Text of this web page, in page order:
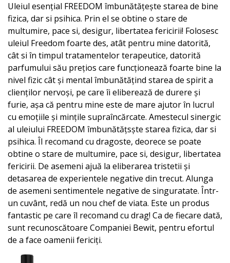
Uleiul esențial FREEDOM îmbunătățește starea de bine
fizica, dar si psihica. Prin el se obtine o stare de
multumire, pace si, desigur, libertatea fericirii! Folosesc
uleiul Freedom foarte des, atât pentru mine datorită,
cât si în timpul tratamentelor terapeutice, datorită
parfumului său prețios care funcționează foarte bine la
nivel fizic cât și mental îmbunătățind starea de spirit a
clienților nervoși, pe care îi eliberează de durere și
furie, așa că pentru mine este de mare ajutor în lucrul
cu emoțiile și mințile supraîncărcate. Amestecul sinergic
al uleiului FREEDOM îmbunătățsște starea fizica, dar si
psihica. Îl recomand cu dragoste, deorece se poate
obtine o stare de multumire, pace si, desigur, libertatea
fericirii. De asemeni ajuă la eliberarea tristetii și
detasarea de experientele negative din trecut. Alunga
de asemeni sentimentele negative de singuratate. Într-
un cuvânt, redă un nou chef de viata. Este un produs
fantastic pe care îl recomand cu drag! Ca de fiecare dată,
sunt recunoscătoare Companiei Bewit, pentru efortul
de a face oamenii fericiți.